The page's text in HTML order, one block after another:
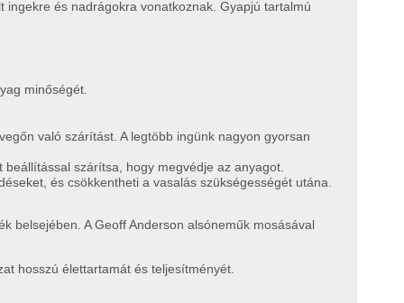
és nadrágokra vonatkoznak. Gyapjú tartalmú
minőségét.
való szárítást. A legtöbb ingünk nagyon gyorsan
szárítsa, hogy megvédje az anyagot.
és csökkentheti a vasalás szükségességét utána.
belsejében. A Geoff Anderson alsóneműk mosásával
hosszú élettartamát és teljesítményét.